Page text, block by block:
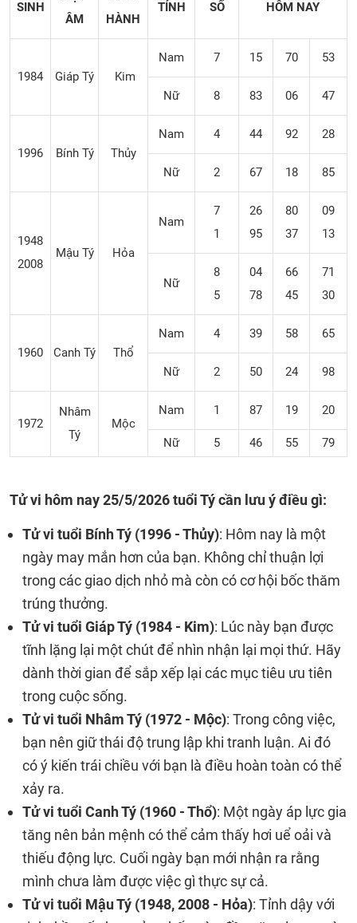
SINH
ÂM
HÀNH
TÍNH
SỐ
HÔM NAY
1984 Giáp Tý Kim
Nam 7 15 70 53
Nữ 8 83 06 47
1996 Bính Tý Thủy
Nam 4 44 92 28
Nữ 2 67 18 85
1948
2008
Mậu Tý Hỏa
Nam
7
1
26
95
80
37
09
13
Nữ
8
5
04
78
66
45
71
30
1960 Canh Tý Thổ
Nam 4 39 58 65
Nữ 2 50 24 98
1972
Nhâm
Tý
Mộc
Nam 1 87 19 20
Nữ 5 46 55 79
Tử vi hôm nay 25/5/2026 tuổi Tý cần lưu ý điều gì:
Tử vi tuổi Bính Tý (1996 - Thủy): Hôm nay là một
ngày may mắn hơn của bạn. Không chỉ thuận lợi
trong các giao dịch nhỏ mà còn có cơ hội bốc thăm
trúng thưởng.
Tử vi tuổi Giáp Tý (1984 - Kim): Lúc này bạn được
tĩnh lặng lại một chút để nhìn nhận lại mọi thứ. Hãy
dành thời gian để sắp xếp lại các mục tiêu ưu tiên
trong cuộc sống.
Tử vi tuổi Nhâm Tý (1972 - Mộc): Trong công việc,
bạn nên giữ thái độ trung lập khi tranh luận. Ai đó
có ý kiến trái chiều với bạn là điều hoàn toàn có thể
xảy ra.
Tử vi tuổi Canh Tý (1960 - Thổ): Một ngày áp lực gia
tăng nên bản mệnh có thể cảm thấy hơi uể oải và
thiếu động lực. Cuối ngày bạn mới nhận ra rằng
mình chưa làm được việc gì thực sự cả.
Tử vi tuổi Mậu Tý (1948, 2008 - Hỏa): Tỉnh dậy với